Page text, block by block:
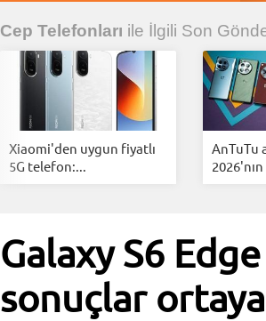
Cep Telefonları ile İlgili Son
Xiaomi'den uygun fiyatlı
5G telefon:...
AnTuTu
Galaxy S6
sonuçlar